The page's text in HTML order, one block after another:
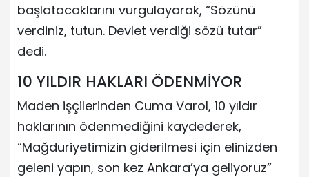
başlatacaklarını vurgulayarak, “Sözünü
verdiniz, tutun. Devlet verdiği sözü tutar”
dedi.
10 YILDIR HAKLARI ÖDENMİYOR
Maden işçilerinden Cuma Varol, 10 yıldır
haklarının ödenmediğini kaydederek,
“Mağduriyetimizin giderilmesi için elinizden
geleni yapın, son kez Ankara’ya geliyoruz”